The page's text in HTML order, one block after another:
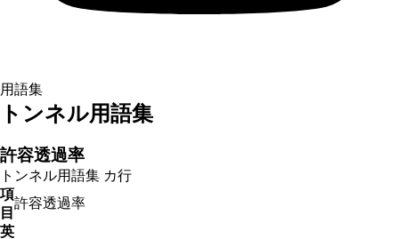
用語集
トンネル用語集
許容透過率
トンネル用語集 カ行
項
目
許容透過率
英